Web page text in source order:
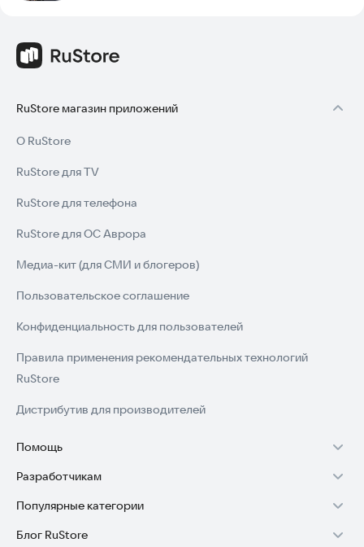
RuStore магазин приложений
О RuStore
RuStore для TV
RuStore для телефона
RuStore для ОС Аврора
Медиа-кит (для СМИ и блогеров)
Пользовательское соглашение
Конфиденциальность для пользователей
Правила применения рекомендательных технологий
RuStore
Дистрибутив для производителей
Помощь
Установка RuStore на TV
Установка RuStore на телефон
Установка RuStore в машину
Разработчикам
Зарабатывать с RuStore
Стать разработчиком
Популярные категории
Игры для Android
Блог RuStore